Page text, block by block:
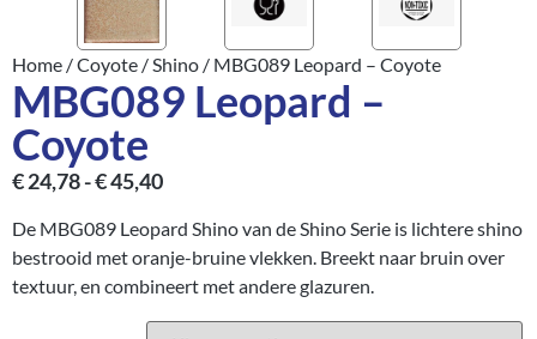
Home /Coyote /Shino / MBG089 Leopard – Coyote
MBG089 Leopard –
Coyote
€24,78-€45,40
De MBG089 Leopard Shino van de Shino Serie is lichtere shino
bestrooid met oranje-bruine vlekken. Breekt naar bruin over
textuur, en combineert met andere glazuren.